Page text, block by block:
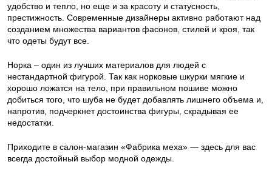
удобство и тепло, но еще и за красоту и статусность,
престижность. Современные дизайнеры активно работают над
созданием множества вариантов фасонов, стилей и кроя, так
что одеты будут все.
Норка – один из лучших материалов для людей с
нестандартной фигурой. Так как норковые шкурки мягкие и
хорошо ложатся на тело, при правильном пошиве можно
добиться того, что шуба не будет добавлять лишнего объема и,
напротив, подчеркнет достоинства фигуры, скрадывая ее
недостатки.
Приходите в салон-магазин «Фабрика меха» — здесь для вас
всегда достойный выбор модной одежды.